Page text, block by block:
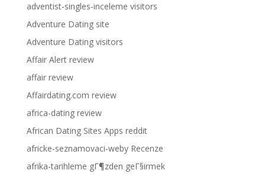
adventist-singles-inceleme visitors
Adventure Dating site
Adventure Dating visitors
Affair Alert review
affair review
Affairdating.com review
africa-dating review
African Dating Sites Apps reddit
africke-seznamovaci-weby Recenze
afrika-tarihleme gГ¶zden geГ§irmek